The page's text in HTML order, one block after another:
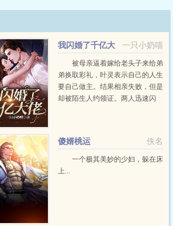
一只小奶喵
我闪婚了千亿大
被母亲逼着嫁给老头子来给弟
弟换取彩礼，叶灵表示自己的人生
要自己做主。结果相亲失败，但是
却被陌生人约领证。两人迅速闪
我想要亲亲～老...
佚名
傻婿桃运
一个极其美妙的少妇，躲在床
上...